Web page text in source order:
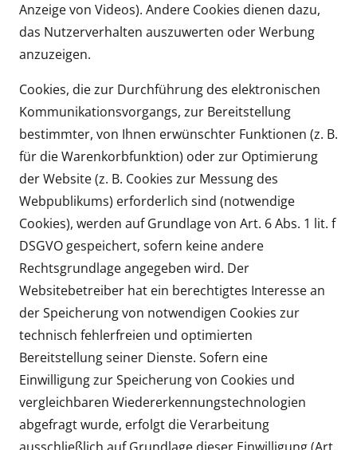
Anzeige von Videos). Andere Cookies dienen dazu,
das Nutzerverhalten auszuwerten oder Werbung
anzuzeigen.
Cookies, die zur Durchführung des elektronischen
Kommunikationsvorgangs, zur Bereitstellung
bestimmter, von Ihnen erwünschter Funktionen (z. B.
für die Warenkorbfunktion) oder zur Optimierung
der Website (z. B. Cookies zur Messung des
Webpublikums) erforderlich sind (notwendige
Cookies), werden auf Grundlage von Art. 6 Abs. 1 lit. f
DSGVO gespeichert, sofern keine andere
Rechtsgrundlage angegeben wird. Der
Websitebetreiber hat ein berechtigtes Interesse an
der Speicherung von notwendigen Cookies zur
technisch fehlerfreien und optimierten
Bereitstellung seiner Dienste. Sofern eine
Einwilligung zur Speicherung von Cookies und
vergleichbaren Wiedererkennungstechnologien
abgefragt wurde, erfolgt die Verarbeitung